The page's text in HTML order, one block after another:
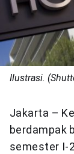
Ilustrasi.
Jakarta –
berdampak
semester I-